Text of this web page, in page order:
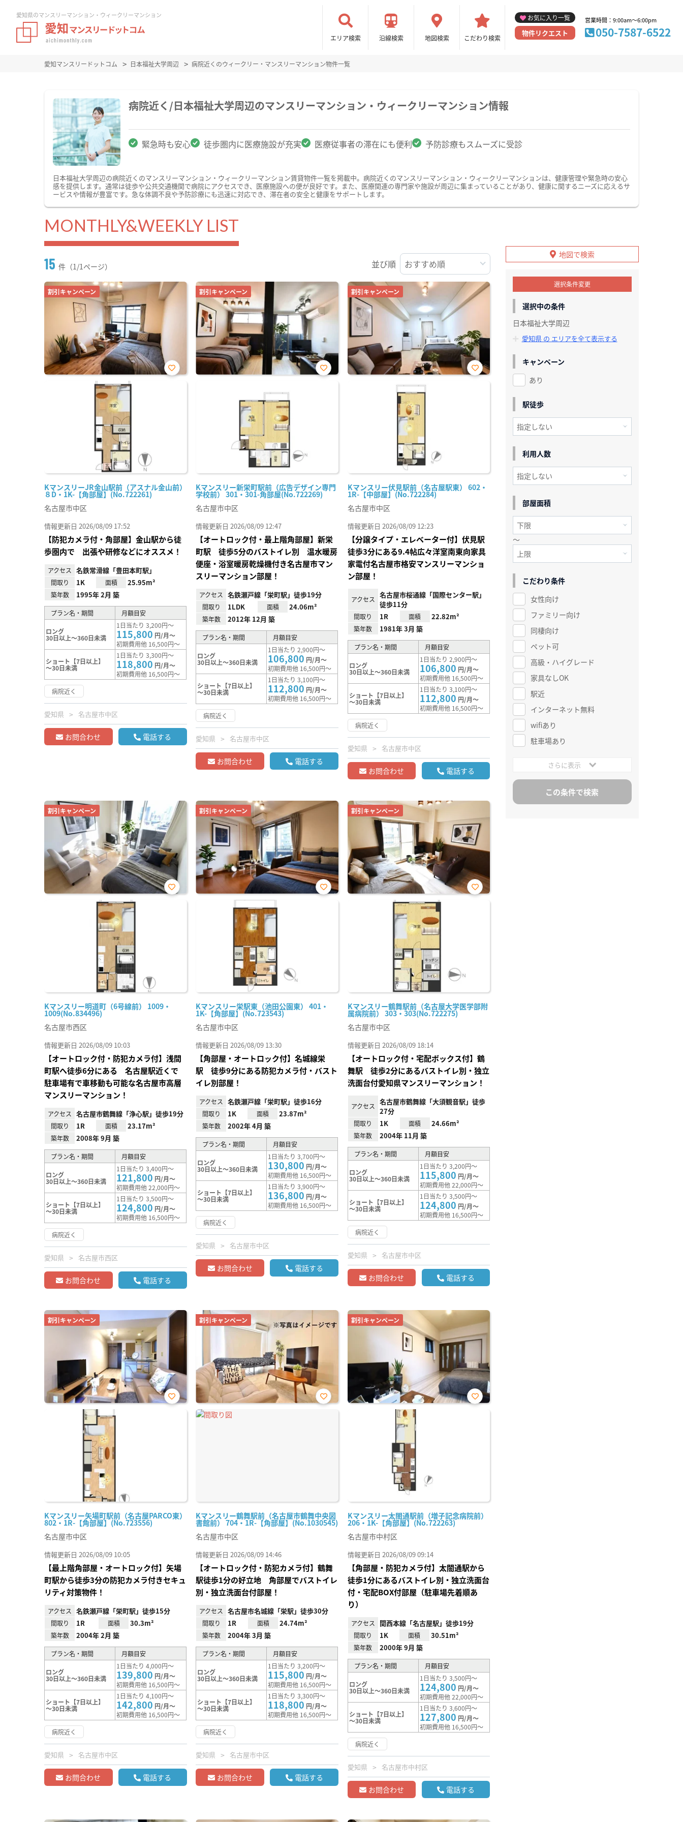
愛知県のマンスリーマンション・ウィークリーマンション
エリア検索 沿線検索 地図検索 こだわり検索
お気に入り一覧
物件リクエスト
営業時間：9:00am～6:00pm
050-7587-6522
愛知マンスリードットコム 日本福祉大学周辺 病院近くのウィークリー・マンスリーマンション物件一覧
病院近く/日本福祉大学周辺のマンスリーマンション・ウィークリーマンション情報
緊急時も安心 徒歩圏内に医療施設が充実 医療従事者の滞在にも便利 予防診療もスムーズに受診
日本福祉大学周辺の病院近くのマンスリーマンション・ウィークリーマンション賃貸物件一覧を掲載中。病院近くのマンスリーマンション・ウィークリーマンションは、健康管理や緊急時の安心
感を提供します。通常は徒歩や公共交通機関で病院にアクセスでき、医療施設への便が良好です。また、医療関連の専門家や施設が周辺に集まっていることがあり、健康に関するニーズに応えるサ
ービスや情報が豊富です。急な体調不良や予防診療にも迅速に対応でき、滞在者の安全と健康をサポートします。
MONTHLY&WEEKLY LIST
15 件（1/1ページ） 並び順
割引キャンペーン
KマンスリーJR金山駅前（アスナル金山前）
８D・1K-【角部屋】(No.722261)
お気
名古屋市中区
情報更新日 2026/08/09 17:52
【防犯カメラ付・角部屋】金山駅から徒
歩圏内で 出張や研修などにオススメ！
アクセス 名鉄常滑線「豊田本町駅」
間取り 1K 面積 25.95m²
築年数 1995年 2月 築
プラン名・期間 月額目安
ロング
30日以上～360日未満
1日当たり 3,200円～
115,800 円/月～
初期費用他 16,500円～
ショート【7日以上】
～30日未満
1日当たり 3,300円～
118,800 円/月～
初期費用他 16,500円～
病院近く
愛知県 名古屋市中区
お問合わせ 電話する
割引キャンペーン
Kマンスリー新栄町駅前（広告デザイン専門
学校前） 301・301-角部屋(No.722269)
お気
名古屋市中区
情報更新日 2026/08/09 12:47
【オートロック付・最上階角部屋】新栄
町駅 徒歩5分のバストイレ別 温水暖房
便座・浴室暖房乾燥機付き名古屋市マン
スリーマンション部屋！
アクセス 名鉄瀬戸線「栄町駅」徒歩19分
間取り 1LDK 面積 24.06m²
築年数 2012年 12月 築
プラン名・期間 月額目安
ロング
30日以上～360日未満
1日当たり 2,900円～
106,800 円/月～
初期費用他 16,500円～
ショート【7日以上】
～30日未満
1日当たり 3,100円～
112,800 円/月～
初期費用他 16,500円～
病院近く
愛知県 名古屋市中区
お問合わせ 電話する
割引キャンペーン
Kマンスリー伏見駅前（名古屋駅東） 602・
1R-【中部屋】(No.722284)
お気
名古屋市中区
情報更新日 2026/08/09 12:23
【分譲タイプ・エレベーター付】伏見駅
徒歩3分にある9.4帖広々洋室南東向家具
家電付名古屋市格安マンスリーマンショ
ン部屋！
アクセス
名古屋市桜通線「国際センター駅」
徒歩11分
間取り 1R 面積 22.82m²
築年数 1981年 3月 築
プラン名・期間 月額目安
ロング
30日以上～360日未満
1日当たり 2,900円～
106,800 円/月～
初期費用他 16,500円～
ショート【7日以上】
～30日未満
1日当たり 3,100円～
112,800 円/月～
初期費用他 16,500円～
病院近く
愛知県 名古屋市中区
お問合わせ 電話する
割引キャンペーン
Kマンスリー明道町（6号線前） 1009・
1009(No.834496)
お気
名古屋市西区
情報更新日 2026/08/09 10:03
【オートロック付・防犯カメラ付】浅間
町駅へ徒歩6分にある 名古屋駅近くで
駐車場有で車移動も可能な名古屋市高層
マンスリーマンション！
アクセス 名古屋市鶴舞線「浄心駅」徒歩19分
間取り 1R 面積 23.17m²
築年数 2008年 9月 築
プラン名・期間 月額目安
ロング
30日以上～360日未満
1日当たり 3,400円～
121,800 円/月～
初期費用他 22,000円～
ショート【7日以上】
～30日未満
1日当たり 3,500円～
124,800 円/月～
初期費用他 16,500円～
病院近く
愛知県 名古屋市西区
お問合わせ 電話する
割引キャンペーン
Kマンスリー栄駅東（池田公園東） 401・
1K-【角部屋】(No.723543)
お気
名古屋市中区
情報更新日 2026/08/09 13:30
【角部屋・オートロック付】名城線栄
駅 徒歩9分にある防犯カメラ付・バスト
イレ別部屋！
アクセス 名鉄瀬戸線「栄町駅」徒歩16分
間取り 1K 面積 23.87m²
築年数 2002年 4月 築
プラン名・期間 月額目安
ロング
30日以上～360日未満
1日当たり 3,700円～
130,800 円/月～
初期費用他 16,500円～
ショート【7日以上】
～30日未満
1日当たり 3,900円～
136,800 円/月～
初期費用他 16,500円～
病院近く
愛知県 名古屋市中区
お問合わせ 電話する
割引キャンペーン
Kマンスリー鶴舞駅前（名古屋大学医学部附
属病院前） 303・303(No.722275)
お気
名古屋市中区
情報更新日 2026/08/09 18:14
【オートロック付・宅配ボックス付】鶴
舞駅 徒歩2分にあるバストイレ別・独立
洗面台付愛知県マンスリーマンション！
アクセス
名古屋市鶴舞線「大須観音駅」徒歩
27分
間取り 1K 面積 24.66m²
築年数 2004年 11月 築
プラン名・期間 月額目安
ロング
30日以上～360日未満
1日当たり 3,200円～
115,800 円/月～
初期費用他 22,000円～
ショート【7日以上】
～30日未満
1日当たり 3,500円～
124,800 円/月～
初期費用他 16,500円～
病院近く
愛知県 名古屋市中区
お問合わせ 電話する
割引キャンペーン
Kマンスリー矢場町駅前（名古屋PARCO東）
802・1R-【角部屋】(No.723556)
お気
名古屋市中区
情報更新日 2026/08/09 10:05
【最上階角部屋・オートロック付】矢場
町駅から徒歩3分の防犯カメラ付きセキュ
リティ対策物件！
アクセス 名鉄瀬戸線「栄町駅」徒歩15分
間取り 1R 面積 30.3m²
築年数 2004年 2月 築
プラン名・期間 月額目安
ロング
30日以上～360日未満
1日当たり 4,000円～
139,800 円/月～
初期費用他 16,500円～
ショート【7日以上】
～30日未満
1日当たり 4,100円～
142,800 円/月～
初期費用他 16,500円～
病院近く
愛知県 名古屋市中区
お問合わせ 電話する
割引キャンペーン
Kマンスリー鶴舞駅前（名古屋市鶴舞中央図
書館前） 704・1R-【角部屋】(No.1030545)
お気
名古屋市中区
情報更新日 2026/08/09 14:46
【オートロック付・防犯カメラ付】鶴舞
駅徒歩1分の好立地 角部屋でバストイレ
別・独立洗面台付部屋！
アクセス 名古屋市名城線「栄駅」徒歩30分
間取り 1R 面積 24.74m²
築年数 2004年 3月 築
プラン名・期間 月額目安
ロング
30日以上～360日未満
1日当たり 3,200円～
115,800 円/月～
初期費用他 16,500円～
ショート【7日以上】
～30日未満
1日当たり 3,300円～
118,800 円/月～
初期費用他 16,500円～
病院近く
愛知県 名古屋市中区
お問合わせ 電話する
割引キャンペーン
Kマンスリー太閤通駅前（増子記念病院前）
206・1K-【角部屋】(No.722263)
お気
名古屋市中村区
情報更新日 2026/08/09 09:14
【角部屋・防犯カメラ付】太閤通駅から
徒歩1分にあるバストイレ別・独立洗面台
付・宅配BOX付部屋（駐車場先着順あ
り）
アクセス 関西本線「名古屋駅」徒歩19分
間取り 1K 面積 30.51m²
築年数 2000年 9月 築
プラン名・期間 月額目安
ロング
30日以上～360日未満
1日当たり 3,500円～
124,800 円/月～
初期費用他 22,000円～
ショート【7日以上】
～30日未満
1日当たり 3,600円～
127,800 円/月～
初期費用他 16,500円～
病院近く
愛知県 名古屋市中村区
お問合わせ 電話する
地図で検索
選択条件変更
選択中の条件
日本福祉大学周辺
愛知県 の エリアを全て表示する
キャンペーン
あり
駅徒歩
利用人数
部屋面積
～
こだわり条件
女性向け
ファミリー向け
同棲向け
ペット可
高級・ハイグレード
家具なしOK
駅近
インターネット無料
wifiあり
駐車場あり
さらに表示